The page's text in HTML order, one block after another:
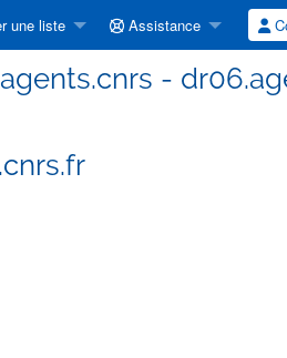
une liste Assistance
-